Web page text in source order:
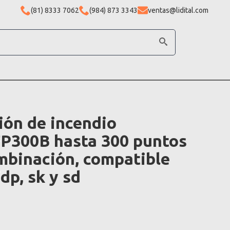
(81) 8333 7062 (984) 873 3343 ventas@lidital.com
de incendio
hasta 300 puntos
compatible
sk y sd